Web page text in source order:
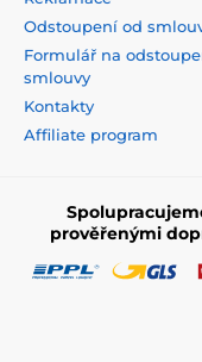
Kde nás najdete
Čeština
Informace pro vás
Doprava a platba